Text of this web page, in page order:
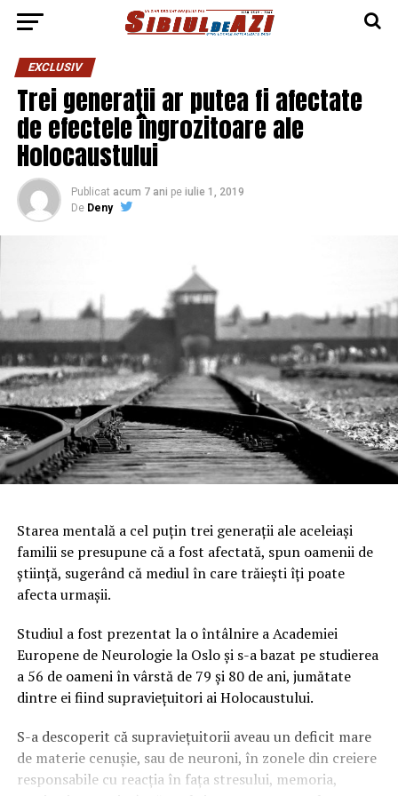
EXCLUSIV
Trei generaţii ar putea fi afectate
de efectele îngrozitoare ale
Holocaustului
Publicat acum 7 ani pe iulie 1, 2019
De Deny
Starea mentală a cel puţin trei generaţii ale aceleiaşi
familii se presupune că a fost afectată, spun oamenii de
ştiinţă, sugerând că mediul în care trăieşti îţi poate
afecta urmaşii.
Studiul a fost prezentat la o întâlnire a Academiei
Europene de Neurologie la Oslo şi s-a bazat pe studierea
a 56 de oameni în vârstă de 79 şi 80 de ani, jumătate
dintre ei fiind supravieţuitori ai Holocaustului.
S-a descoperit că supravieţuitorii aveau un deficit mare
de materie cenuşie, sau de neuroni, în zonele din creiere
responsabile cu reacţia în faţa stresului, memoria,